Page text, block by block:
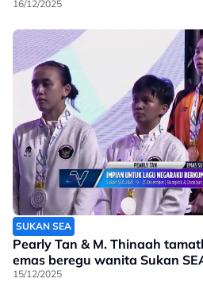
16/12/2025
SUKAN SEA
Pearly Tan & M. Thinaah
emas beregu wanita Sukan
15/12/2025